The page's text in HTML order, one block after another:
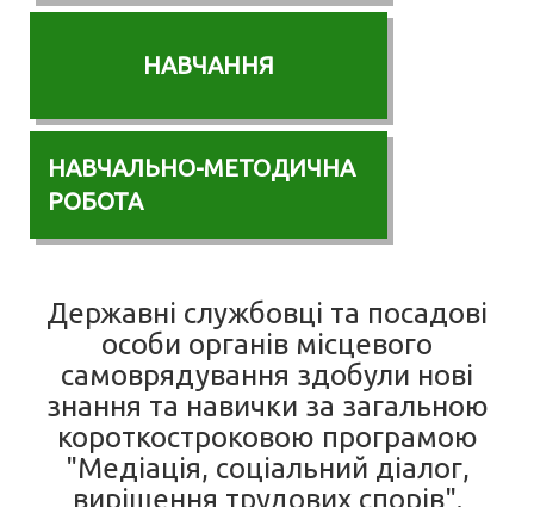
НАВЧАННЯ
НАВЧАЛЬНО-МЕТОДИЧНА
РОБОТА
Державні службовці та посадові
особи органів місцевого
самоврядування здобули нові
знання та навички за загальною
короткостроковою програмою
"Медіація, соціальний діалог,
вирішення трудових спорів".